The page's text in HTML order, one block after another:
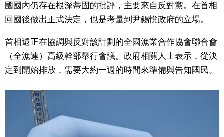
日本入門
政治外交
社會
國國內仍存在根深蒂固的批評，主要來自反對黨。在首相
回國後做出正式決定，也是考量到尹錫悅政府的立場。
首相還正在協調與反對該計劃的全國漁業合作協會聯合會
（全漁連）高級幹部舉行會議。政府相關人士表示，從決
定到開始排放，需要大約一週的時間來準備與告知國民。